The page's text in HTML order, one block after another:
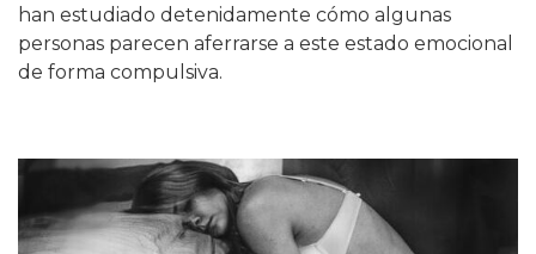
han estudiado detenidamente cómo algunas
personas parecen aferrarse a este estado emocional
de forma compulsiva.